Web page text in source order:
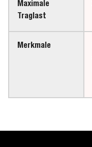
Maximale
Traglast
Merkmale